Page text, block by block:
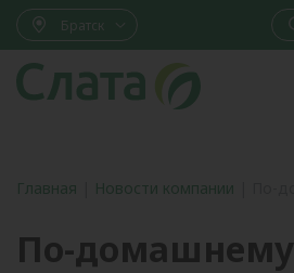
Братск
Главная Новости компании
По-домашнему